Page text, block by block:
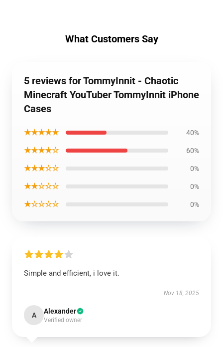
What Customers Say
5 reviews for TommyInnit - Chaotic
Minecraft YouTuber TommyInnit iPhone
Cases
★★★★★ 40%
★★★★☆ 60%
★★★☆☆ 0%
★★☆☆☆ 0%
★☆☆☆☆ 0%
Simple and efficient, i love it.
Nov 18, 2025
A Alexander
Verified owner